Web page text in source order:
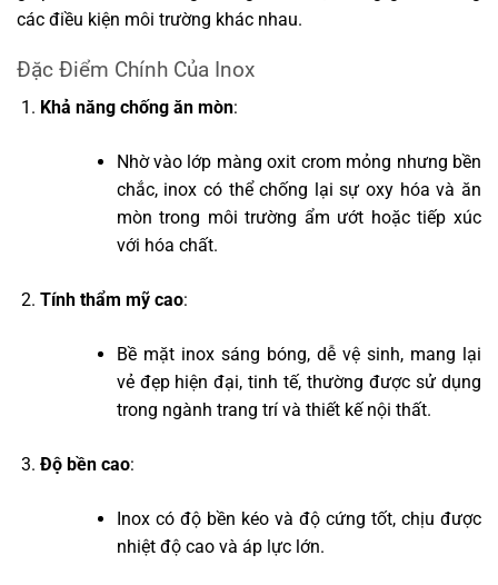
các điều kiện môi trường khác nhau.
Đặc Điểm Chính Của Inox
Khả năng chống ăn mòn:
Nhờ vào lớp màng oxit crom mỏng nhưng bền
chắc, inox có thể chống lại sự oxy hóa và ăn
mòn trong môi trường ẩm ướt hoặc tiếp xúc
với hóa chất.
Tính thẩm mỹ cao:
Bề mặt inox sáng bóng, dễ vệ sinh, mang lại
vẻ đẹp hiện đại, tinh tế, thường được sử dụng
trong ngành trang trí và thiết kế nội thất.
Độ bền cao:
Inox có độ bền kéo và độ cứng tốt, chịu được
nhiệt độ cao và áp lực lớn.